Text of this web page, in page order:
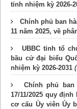
tỉnh nhiệm kỳ 2026-
Chính phủ ban
11 năm 2025, về
UBBC tỉnh tổ
bầu cử đại biểu
nhiệm kỳ 2026-2031
Chính phủ ban
17/11/2025 quy
cơ cấu Ủy viên Ủy